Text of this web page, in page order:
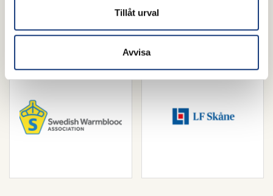
Tillåt urval
Avvisa